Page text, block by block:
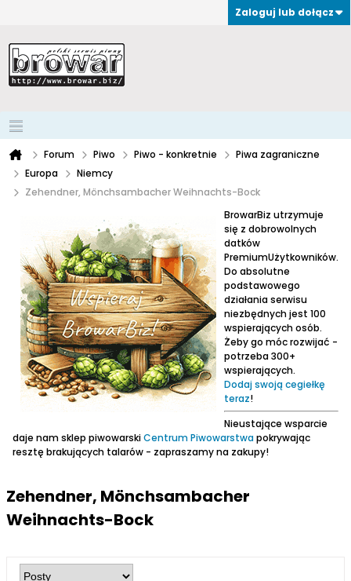
Zaloguj lub dołącz
Forum Piwo Piwo - konkretnie
Piwa zagraniczne
Europa
Niemcy
Zehendner, Mönchsambacher Weihnachts-Bock
BrowarBiz utrzymuje
się z dobrowolnych
datków
PremiumUżytkowników.
Do absolutne
podstawowego
działania serwisu
niezbędnych jest 100
wspierających osób.
Żeby go móc rozwijać -
potrzeba 300+
wspierających.
Dodaj swoją cegiełkę
teraz!
Nieustające wsparcie
daje nam sklep piwowarskiCentrum Piwowarstwapokrywając
resztę brakujących talarów - zapraszamy na zakupy!
Zehendner, Mönchsambacher
Weihnachts-Bock